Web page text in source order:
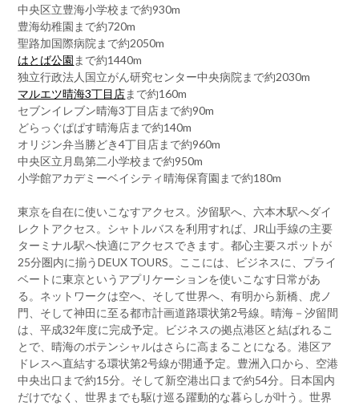
中央区立豊海小学校まで約930m
豊海幼稚園まで約720m
聖路加国際病院まで約2050m
はとば公園 まで約1440m
独立行政法人国立がん研究センター中央病院まで約2030m
マルエツ晴海3丁目店まで約160m
セブンイレブン晴海3丁目店まで約90m
どらっぐぱぱす晴海店まで約140m
オリジン弁当勝どき4丁目店まで約960m
中央区立月島第二小学校まで約950m
小学館アカデミーベイシティ晴海保育園まで約180m
東京を自在に使いこなすアクセス。汐留駅へ、六本木駅へダイ
レクトアクセス。シャトルバスを利用すれば、JR山手線の主要
ターミナル駅へ快適にアクセスできます。都心主要スポットが
25分圏内に揃うDEUX TOURS。ここには、ビジネスに、プライ
ベートに東京というアプリケーションを使いこなす日常があ
る。ネットワークは空へ、そして世界へ、有明から新橋、虎ノ
門、そして神田に至る都市計画道路環状第2号線。晴海－汐留間
は、平成32年度に完成予定。ビジネスの拠点港区と結ばれるこ
とで、晴海のポテンシャルはさらに高まることになる。港区ア
ドレスへ直結する環状第2号線が開通予定。豊洲入口から、空港
中央出口まで約15分。そして新空港出口まで約54分。日本国内
だけでなく、世界までも駆け巡る躍動的な暮らしが叶う。世界